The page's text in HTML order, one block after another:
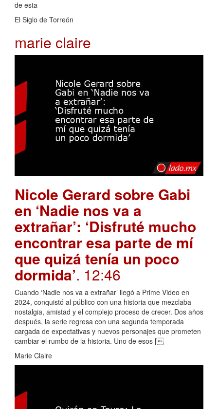
de esta
El Siglo de Torreón
marie claire
Nicole Gerard sobre Gabi
en ‘Nadie nos va a
extrañar’: ‘Disfruté mucho
encontrar esa parte de mí
que quizá tenía un poco
dormida’. 12:46
Cuando ‘Nadie nos va a extrañar’ llegó a Prime Video en
2024, conquistó al público con una historia que mezclaba
nostalgia, amistad y el complejo proceso de crecer. Dos años
después, la serie regresa con una segunda temporada
cargada de expectativas y nuevos personajes que prometen
cambiar el rumbo de la historia. Uno de esos [
Marie Claire